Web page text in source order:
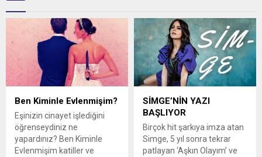
Ben Kiminle Evlenmişim?
Eşinizin cinayet işlediğini
öğrenseydiniz ne
yapardınız? Ben Kiminle
Evlenmişim katiller ve
SİMGE’NİN YAZI
BAŞLIYOR
Birçok hit şarkıya imza atan
Simge, 5 yıl sonra tekrar
patlayan ‘Aşkın Olayım’ ve